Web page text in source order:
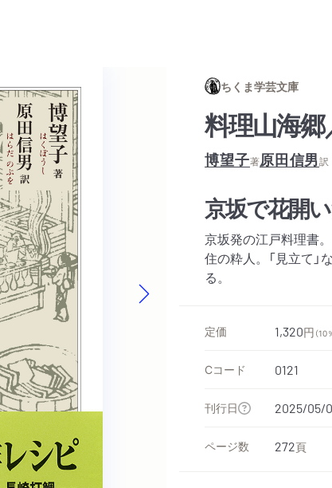
ちくま学芸文庫
料理山海
博望子著原田信男訳
京坂で花開
京坂発の江戸料理書
住の粋人。「見立て
る。
定価 1,320円 （10
Cコード 0121
刊行日 2025/05/
ページ数 272頁